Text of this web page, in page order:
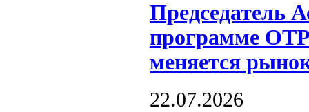
Председатель
программе
меняется
22.07.2026